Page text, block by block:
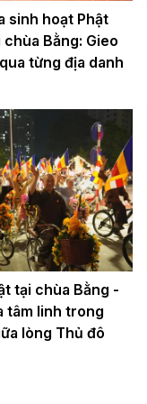
sinh hoạt Phật
Bằng: Gieo
từng địa danh
tại chùa Bằng -
tâm linh trong
lòng Thủ đô